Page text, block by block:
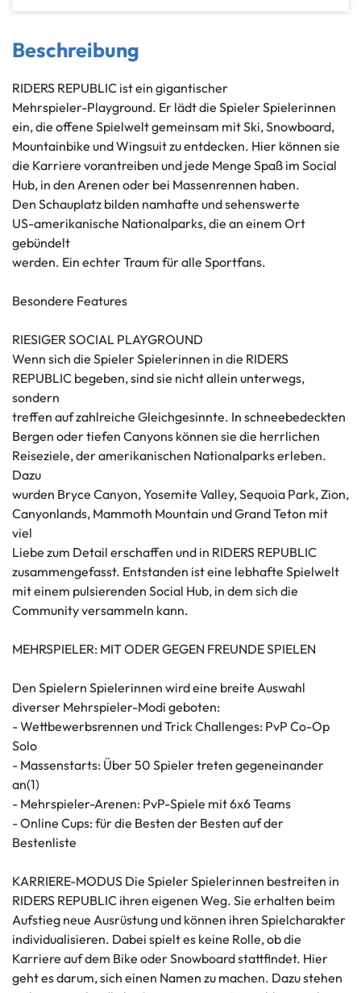
Beschreibung
RIDERS REPUBLIC ist ein gigantischer
Mehrspieler-Playground. Er lädt die Spieler Spielerinnen
ein, die offene Spielwelt gemeinsam mit Ski, Snowboard,
Mountainbike und Wingsuit zu entdecken. Hier können sie
die Karriere vorantreiben und jede Menge Spaß im Social
Hub, in den Arenen oder bei Massenrennen haben.
Den Schauplatz bilden namhafte und sehenswerte
US-amerikanische Nationalparks, die an einem Ort
gebündelt
werden. Ein echter Traum für alle Sportfans.
Besondere Features
RIESIGER SOCIAL PLAYGROUND
Wenn sich die Spieler Spielerinnen in die RIDERS
REPUBLIC begeben, sind sie nicht allein unterwegs,
sondern
treffen auf zahlreiche Gleichgesinnte. In schneebedeckten
Bergen oder tiefen Canyons können sie die herrlichen
Reiseziele, der amerikanischen Nationalparks erleben.
Dazu
wurden Bryce Canyon, Yosemite Valley, Sequoia Park, Zion,
Canyonlands, Mammoth Mountain und Grand Teton mit
viel
Liebe zum Detail erschaffen und in RIDERS REPUBLIC
zusammengefasst. Entstanden ist eine lebhafte Spielwelt
mit einem pulsierenden Social Hub, in dem sich die
Community versammeln kann.
MEHRSPIELER: MIT ODER GEGEN FREUNDE SPIELEN
Den Spielern Spielerinnen wird eine breite Auswahl
diverser Mehrspieler-Modi geboten:
- Wettbewerbsrennen und Trick Challenges: PvP Co-Op
Solo
- Massenstarts: Über 50 Spieler treten gegeneinander
an(1)
- Mehrspieler-Arenen: PvP-Spiele mit 6x6 Teams
- Online Cups: für die Besten der Besten auf der
Bestenliste
KARRIERE-MODUS Die Spieler Spielerinnen bestreiten in
RIDERS REPUBLIC ihren eigenen Weg. Sie erhalten beim
Aufstieg neue Ausrüstung und können ihren Spielcharakter
individualisieren. Dabei spielt es keine Rolle, ob die
Karriere auf dem Bike oder Snowboard stattfindet. Hier
geht es darum, sich einen Namen zu machen. Dazu stehen